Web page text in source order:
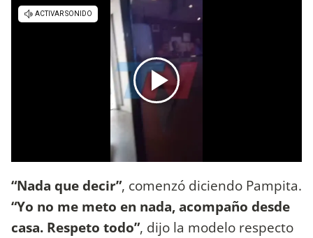
“Nada que decir”, comenzó diciendo Pampita.
“Yo no me meto en nada, acompaño desde
casa. Respeto todo”, dijo la modelo respecto